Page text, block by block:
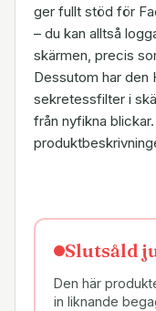
ger fullt stöd för
– du kan alltså
skärmen, precis
Dessutom har den
sekretessfilter i
från nyfikna
Slutsåld
Den här
in liknande